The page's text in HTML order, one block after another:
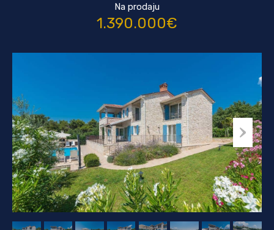
Na prodaju
1.390.000€